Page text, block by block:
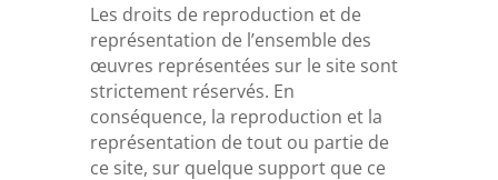
Les droits de reproduction et de
représentation de l’ensemble des
œuvres représentées sur le site sont
strictement réservés. En
conséquence, la reproduction et la
représentation de tout ou partie de
ce site, sur quelque support que ce